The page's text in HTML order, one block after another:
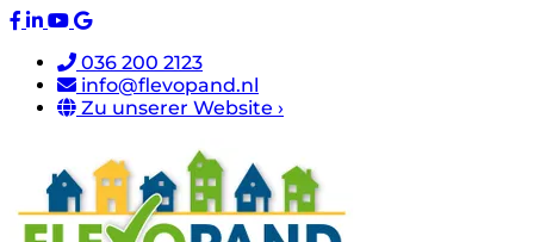
036 200 2123
info@flevopand.nl
Zu unserer Website ›